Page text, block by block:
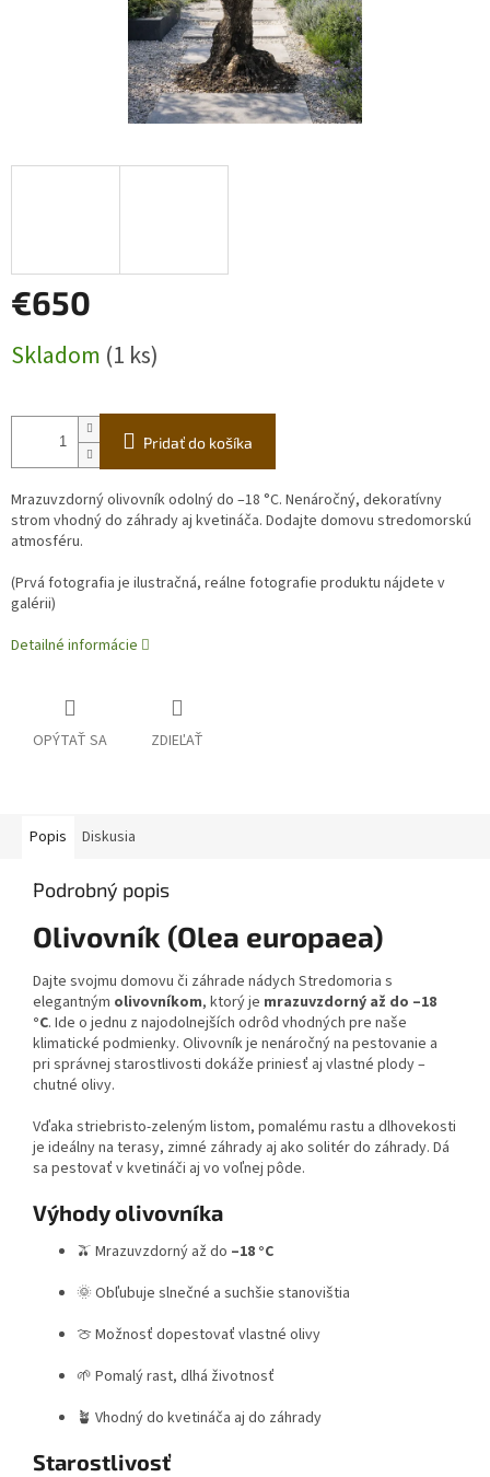
€650
cena:
Skladom (1 ks)
Pridať do košíka
Mrazuvzdorný olivovník odolný do –18 °C. Nenáročný, dekoratívny
strom vhodný do záhrady aj kvetináča. Dodajte domovu stredomorskú
atmosféru.
(Prvá fotografia je ilustračná, reálne fotografie produktu nájdete v
galérii)
Detailné informácie
OPÝTAŤ SA ZDIEĽAŤ
Popis Diskusia
Podrobný popis
Olivovník (Olea europaea)
Dajte svojmu domovu či záhrade nádych Stredomoria s
elegantným olivovníkom, ktorý je mrazuvzdorný až do –18
°C. Ide o jednu z najodolnejších odrôd vhodných pre naše
klimatické podmienky. Olivovník je nenáročný na pestovanie a
pri správnej starostlivosti dokáže priniesť aj vlastné plody –
chutné olivy.
Vďaka striebristo-zeleným listom, pomalému rastu a dlhovekosti
je ideálny na terasy, zimné záhrady aj ako solitér do záhrady. Dá
sa pestovať v kvetináči aj vo voľnej pôde.
Výhody olivovníka
🫒 Mrazuvzdorný až do –18 °C
🌞 Obľubuje slnečné a suchšie stanovištia
🍈 Možnosť dopestovať vlastné olivy
🌱 Pomalý rast, dlhá životnosť
🪴 Vhodný do kvetináča aj do záhrady
Starostlivosť